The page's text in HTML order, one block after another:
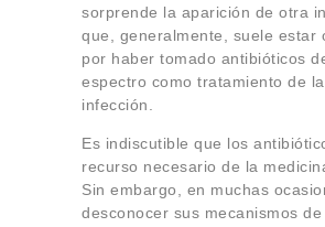
sorprende la aparición de otra
que, generalmente, suele estar
por haber tomado antibióticos
espectro como tratamiento de
infección.
Es indiscutible que los
recurso necesario de la
Sin embargo, en muchas
desconocer sus mecanismos